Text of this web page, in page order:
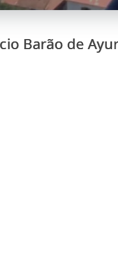
Barão de